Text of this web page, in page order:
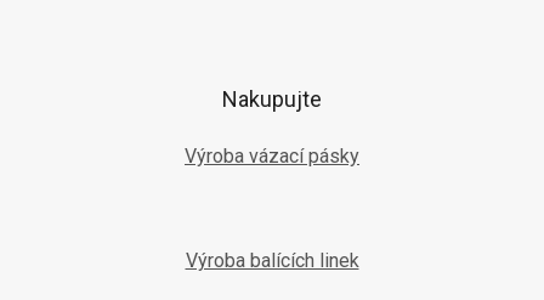
Nakupujte
Výroba vázací pásky
Výroba balících linek